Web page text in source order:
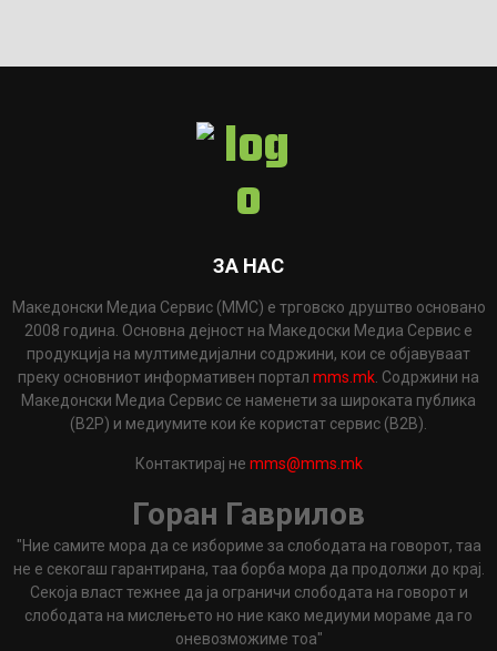
ЗА НАС
Македонски Медиа Сервис (ММС) е трговско друштво основано
2008 година. Основна дејност на Македоски Медиа Сервис е
продукција на мултимедијални содржини, кои се објавуваат
преку основниот информативен портал mms.mk. Содржини на
Македонски Медиа Сервис се наменети за широката публика
(B2P) и медиумите кои ќе користат сервис (B2B).
Контактирај не mms@mms.mk
Горан Гаврилов
"Ние самите мора да се избориме за слободата на говорот, таа
не е секогаш гарантирана, таа борба мора да продолжи до крај.
Секоја власт тежнее да ја ограничи слободата на говорот и
слободата на мислењето но ние како медиуми мораме да го
оневозможиме тоа"